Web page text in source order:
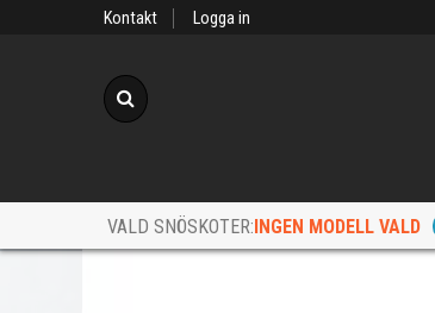
Kontakt Logga in
VALD SNÖSKOTER:INGEN MODELL VALD